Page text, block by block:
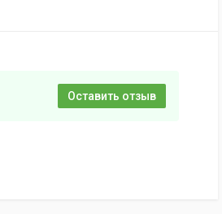
Оставить отзыв